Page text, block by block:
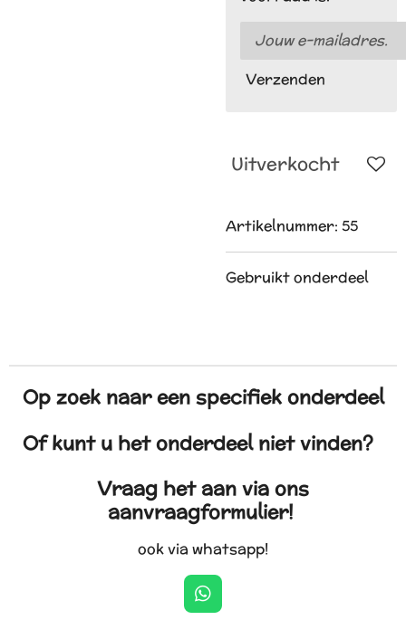
Verzenden
Uitverkocht
Artikelnummer: 55
Gebruikt onderdeel
Op zoek naar een specifiek onderdeel
Of kunt u het onderdeel niet vinden?
Vraag het aan via ons
aanvraagformulier!
ook via whatsapp!
W
h